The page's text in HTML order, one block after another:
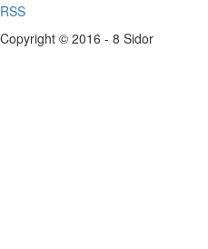
RSS
Copyright © 2016 - 8 Sidor